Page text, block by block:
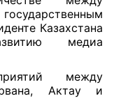
Казахстана
медиа
между
Актау и